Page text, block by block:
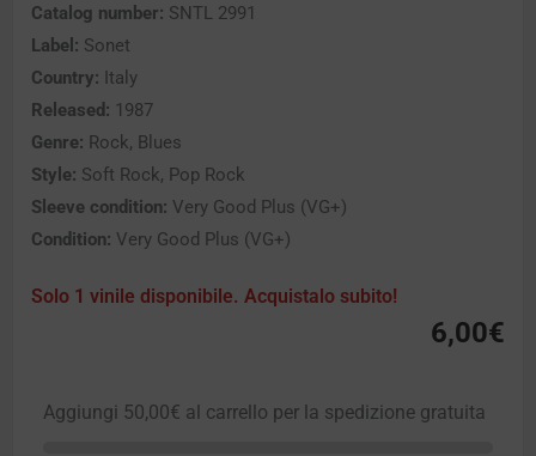
Catalog number: SNTL 2991
Label: Sonet
Country: Italy
Released: 1987
Genre: Rock, Blues
Style: Soft Rock, Pop Rock
Sleeve condition: Very Good Plus (VG+)
Condition: Very Good Plus (VG+)
Solo 1 vinile disponibile. Acquistalo subito!
6,00€
Aggiungi 50,00€ al carrello per la spedizione gratuita